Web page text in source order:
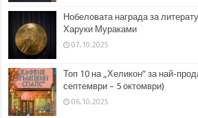
Нобеловата награда за
Харуки Мураками
07.10.2025
Топ 10 на „Хеликон” за най-
септември – 5 октомври)
06.10.2025